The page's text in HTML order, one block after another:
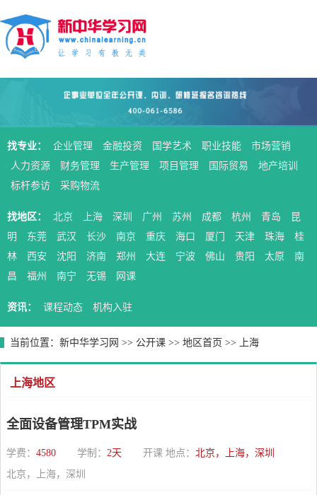
找专业： 企业管理 金融投资 国学艺术 职业技能
市场营销
人力资源
财务管理 生产管理 项目管理 国际贸易
地产培训
标杆参访
采购物流
找地区： 北京 上海 深圳 广州 苏州 成都 杭州 青岛
昆
明
东莞 武汉 长沙 南京 重庆 海口 厦门 天津 珠海
桂
林
西安 沈阳 济南 郑州 大连 宁波 佛山 贵阳 太原
南
昌
福州 南宁 无锡 网课
资讯： 课程动态 机构入驻
当前位置： 新中华学习网 >> 公开课 >> 地区首页 >> 上海
上海地区
全面设备管理TPM实战
学费： 4580 学制： 2天 开课 地点： 北京，上海，深圳
北京，上海，深圳